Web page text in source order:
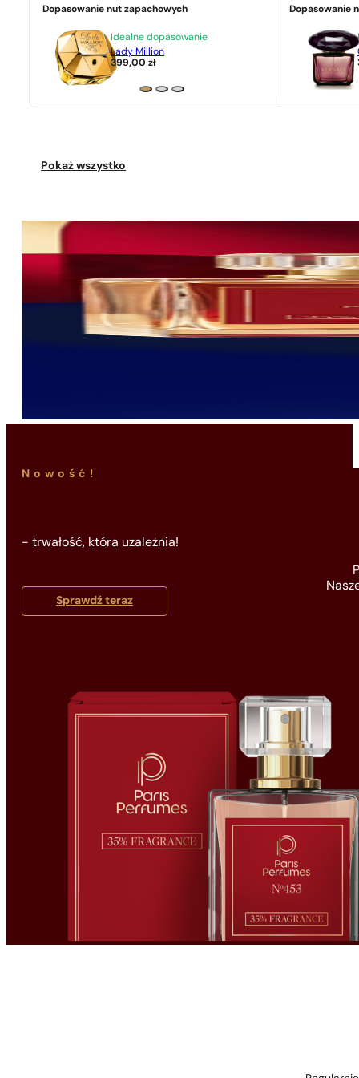
Dopasowanie nut zapachowych
Idealne dopasowanie
Lady Million
399,00zł
Dopasowanie
Pokaż wszystko
Nowość!
- trwałość, która uzależnia!
Sprawdź teraz